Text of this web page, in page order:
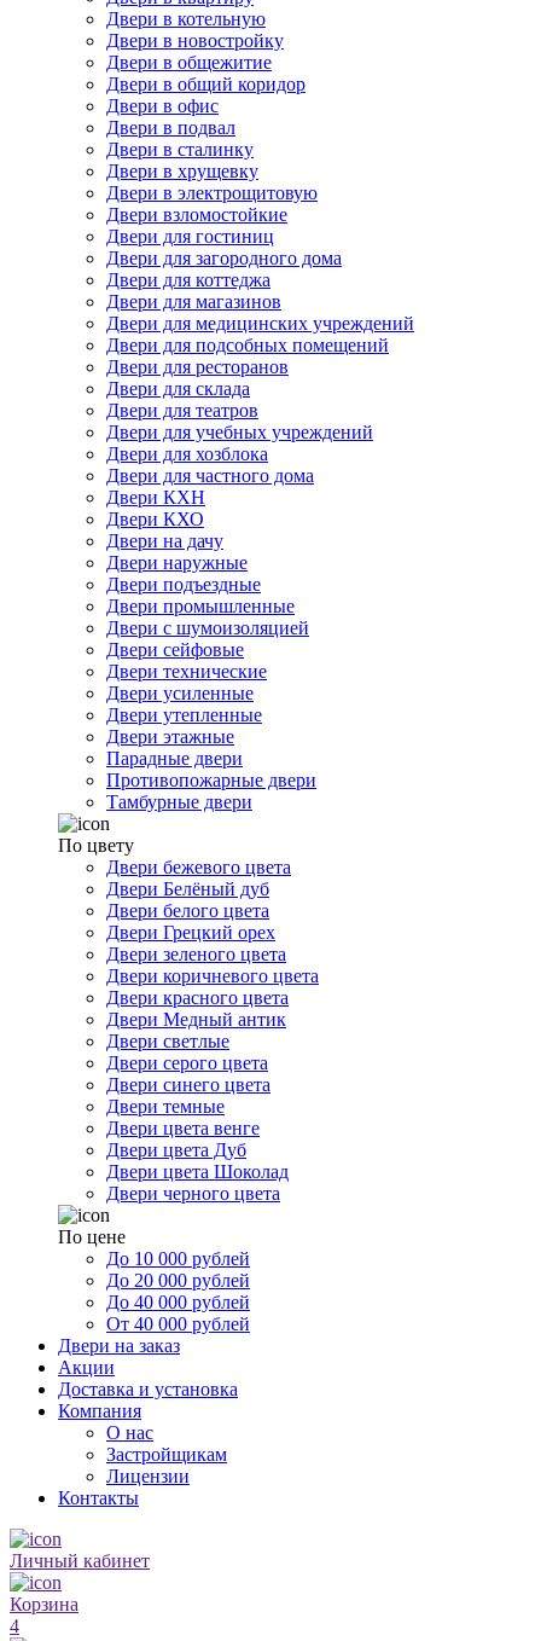
Двери в котельную
Двери в новостройку
Двери в общежитие
Двери в общий коридор
Двери в офис
Двери в подвал
Двери в сталинку
Двери в хрущевку
Двери в электрощитовую
Двери взломостойкие
Двери для гостиниц
Двери для загородного дома
Двери для коттеджа
Двери для магазинов
Двери для медицинских учреждений
Двери для подсобных помещений
Двери для ресторанов
Двери для склада
Двери для театров
Двери для учебных учреждений
Двери для хозблока
Двери для частного дома
Двери КХН
Двери КХО
Двери на дачу
Двери наружные
Двери подъездные
Двери промышленные
Двери с шумоизоляцией
Двери сейфовые
Двери технические
Двери усиленные
Двери утепленные
Двери этажные
Парадные двери
Противопожарные двери
Тамбурные двери
По цвету
Двери бежевого цвета
Двери Белёный дуб
Двери белого цвета
Двери Грецкий орех
Двери зеленого цвета
Двери коричневого цвета
Двери красного цвета
Двери Медный антик
Двери светлые
Двери серого цвета
Двери синего цвета
Двери темные
Двери цвета венге
Двери цвета Дуб
Двери цвета Шоколад
Двери черного цвета
По цене
До 10 000 рублей
До 20 000 рублей
До 40 000 рублей
От 40 000 рублей
Двери на заказ
Акции
Доставка и установка
Компания
О нас
Застройщикам
Лицензии
Контакты
Личный кабинет
Корзина
4